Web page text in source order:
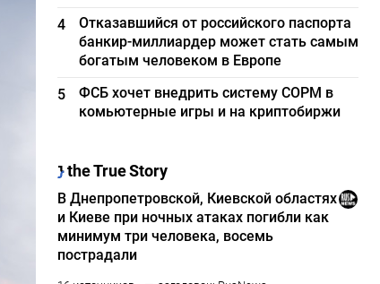
4
Отказавшийся от российского паспорта
банкир-миллиардер может стать самым
богатым человеком в Европе
5
ФСБ хочет внедрить систему СОРМ в
комьютерные игры и на криптобиржи